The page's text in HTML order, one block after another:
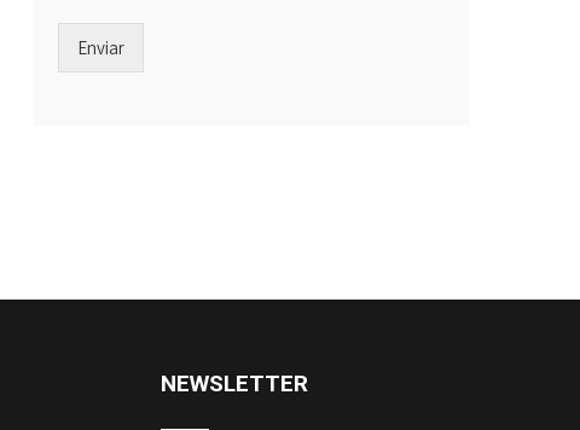
Enviar
NEWSLETTER